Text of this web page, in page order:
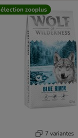
zooplus
7 variantes